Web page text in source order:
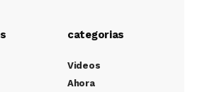
categorias
Videos
Ahora